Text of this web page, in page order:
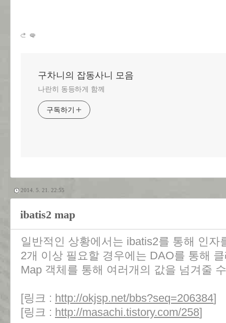
구차니의 잡동사니 모음
나란히 동등하게 함께
구독하기
2014. 5. 21. 22:55
ibatis2 map
일반적인 상황에서는 ibatis2를 통해 인자
2개 이상 필요할 경우에는 DAO를 통해
Map 객체를 통해 여러개의 값을 넘겨줄
[링크 : http://okjsp.net/bbs?seq=206384]
[링크 : http://masachi.tistory.com/258]